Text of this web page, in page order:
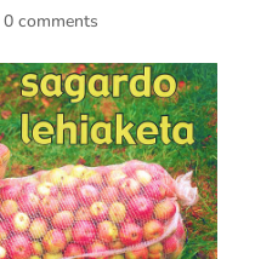
0 comments